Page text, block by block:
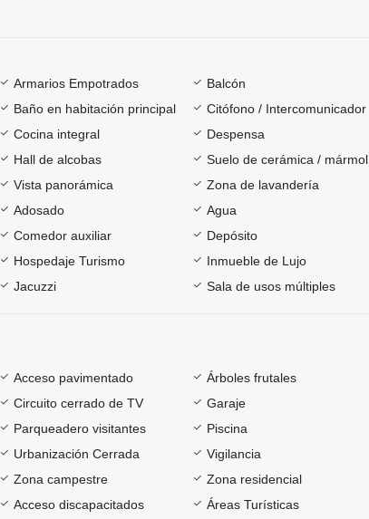
Armarios Empotrados Balcón
Baño en habitación principal
Citófono / Intercomunicador
Cocina integral
Despensa
Hall de alcobas
Suelo de cerámica / mármol
Vista panorámica
Zona de lavandería
Adosado
Agua
Comedor auxiliar
Depósito
Hospedaje Turismo
Inmueble de Lujo
Jacuzzi
Sala de usos múltiples
Acceso pavimentado Árboles frutales
Circuito cerrado de TV
Garaje
Parqueadero visitantes
Piscina
Urbanización Cerrada
Vigilancia
Zona campestre
Zona residencial
Acceso discapacitados
Áreas Turísticas